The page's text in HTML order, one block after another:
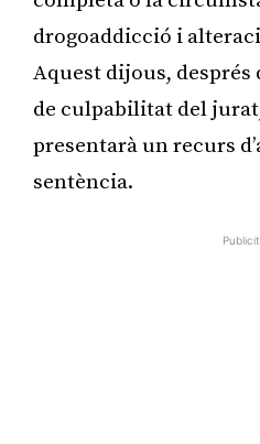
drogoaddicció i
Aquest dijous,
de culpabilitat del
presentarà un recurs
sentència.